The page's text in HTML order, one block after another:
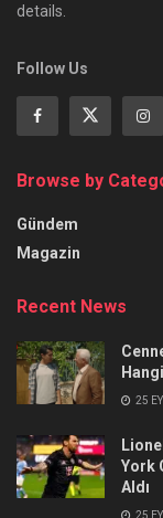
details.
Follow Us
Browse by
Gündem
Magazin
Recent News
25
York
Aldı
25